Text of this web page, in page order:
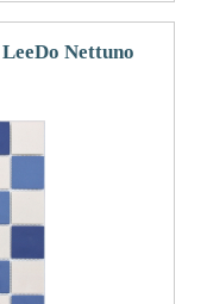
Nettuno